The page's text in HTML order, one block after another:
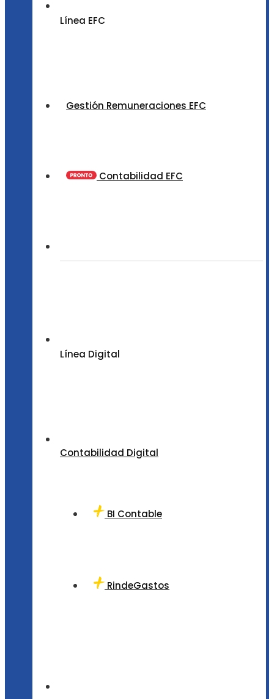
Línea EFC
Gestión Remuneraciones EFC
Contabilidad EFC
Línea Digital
Contabilidad Digital
BI Contable
RindeGastos